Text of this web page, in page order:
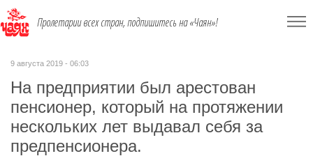
Пролетарии всех стран, подпишитесь на «Чаян»!
9 августа 2019 - 06:03
На предприятии был арестован
пенсионер, который на протяжении
нескольких лет выдавал себя за
предпенсионера.